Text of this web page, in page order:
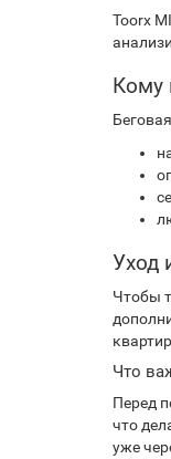
Toorx
Кому
Уход
Чтобы
Что
Перед
что
уже